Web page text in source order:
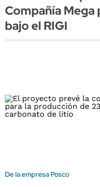
Compañía
bajo el RIGI
De la empresa Posco